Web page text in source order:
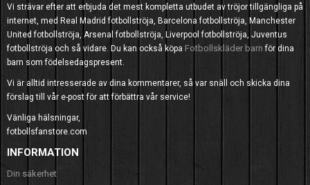
Vi strävar efter att erbjuda det mest kompletta utbudet av tröjor tillgängliga på
internet, med Real Madrid fotbollströja, Barcelona fotbollströja, Manchester
United fotbollströja, Arsenal fotbollströja, Liverpool fotbollströja, Juventus
fotbollströja och så vidare. Du kan också köpa Fotbollskläder barn för dina
barn som födelsedagspresent.
Vi är alltid intresserade av dina kommentarer, så var snäll och skicka dina
förslag till vår e-post för att förbättra vår service!
Vänliga hälsningar,
fotbollsfanstore.com
INFORMATION
Din säkerhet